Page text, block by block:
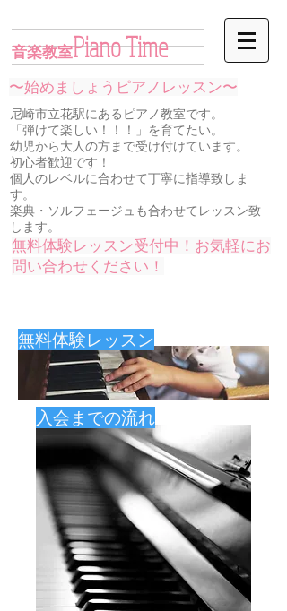
音楽教室Piano Time
〜始めましょうピアノレッスン〜
尼崎市立花駅にあるピアノ教室です。
「弾けて楽しい！！！」を育てたい。
幼児から大人の方まで受け付けています。
初心者歓迎です！
個人のレベルに合わせて丁寧に指導致しま
す。
楽典・ソルフェージュも合わせてレッスン致
します。
無料体験レッスン受付中！お気軽にお
問い合わせください！
​無料体験レッスン
入会までの流れ